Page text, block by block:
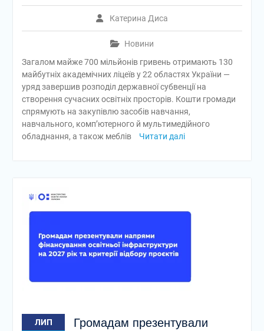
Катерина Диса
Новини
Загалом майже 700 мільйонів гривень отримають 130
майбутніх академічних ліцеїв у 22 областях України —
уряд завершив розподіл державної субвенції на
створення сучасних освітніх просторів. Кошти громади
спрямують на закупівлю засобів навчання,
навчального, комп’ютерного й мультимедійного
обладнання, а також меблів
Читати далі
ЛИП
Громадам презентували